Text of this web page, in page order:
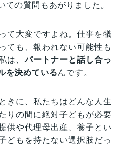
ての質問もあがりました。
て大変ですよね。仕事を犠
ても、報われない可能性も
は、パートナーと話し合っ
を決めているんです。
きに、私たちはどんな人生
りの間に絶対子どもが必要
供や代理母出産、養子とい
どもを持たない選択肢だっ